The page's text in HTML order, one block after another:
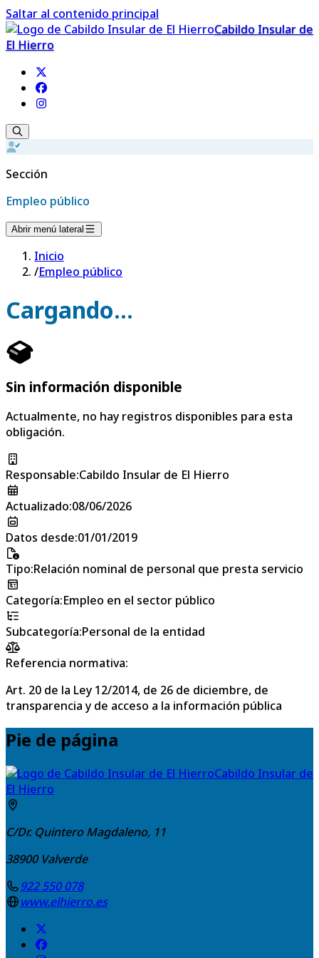
Saltar al contenido principal
Cabildo Insular de
El Hierro
Sección
Empleo público
Abrir menú lateral
Inicio
/Empleo público
Cargando...
Sin información disponible
Actualmente, no hay registros disponibles para esta
obligación.
Responsable:Cabildo Insular de El Hierro
Actualizado:08/06/2026
Datos desde:01/01/2019
Tipo:Relación nominal de personal que presta servicio
Categoría:Empleo en el sector público
Subcategoría:Personal de la entidad
Referencia normativa:
Art. 20 de la Ley 12/2014, de 26 de diciembre, de
transparencia y de acceso a la información pública
Pie de página
Cabildo Insular de
El Hierro
C/Dr. Quintero Magdaleno, 11
38900 Valverde
922 550 078
www.elhierro.es